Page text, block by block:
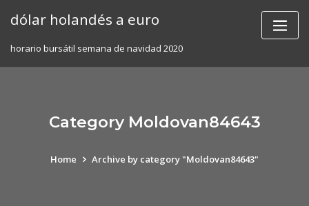
dólar holandés a euro
horario bursátil semana de navidad 2020
Category Moldovan84643
Home Archive by category "Moldovan84643"